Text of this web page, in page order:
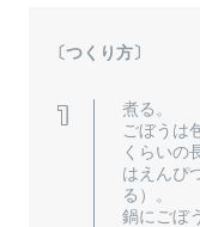
〔つくり方〕
煮る。
ごぼうは
くらいの
はえんぴ
る）。
鍋にごぼ